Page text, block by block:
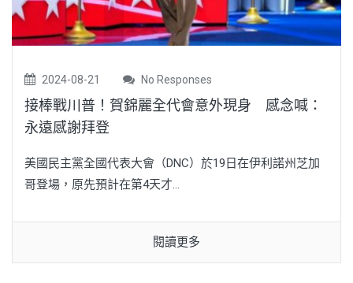
2024-08-21 No Responses
接棒戰川普！賀錦麗全代會意外現身 感念喊：
永遠感謝拜登
美國民主黨全國代表大會（DNC）於19日在伊利諾州芝加
哥登場，原先預計在第4天才...
閱讀更多